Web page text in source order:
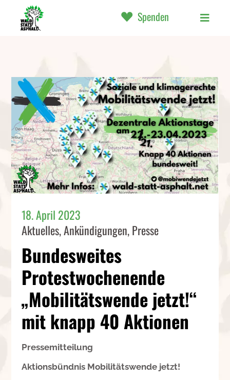
Spenden
18. April 2023
Aktuelles,Ankündigungen,Presse
Bundesweites
Protestwochenende
„Mobilitätswende jetzt!“
mit knapp 40 Aktionen
Pressemitteilung
Aktionsbündnis Mobilitätswende jetzt!